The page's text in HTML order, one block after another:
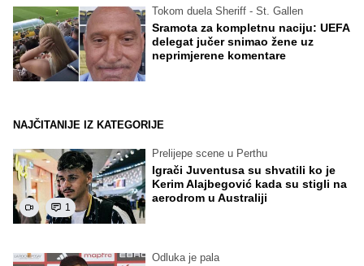
Tokom duela Sheriff - St. Gallen
Sramota za kompletnu naciju: UEFA
delegat jučer snimao žene uz
neprimjerene komentare
NAJČITANIJE IZ KATEGORIJE
1
Prelijepe scene u Perthu
Igrači Juventusa su shvatili ko je
Kerim Alajbegović kada su stigli na
aerodrom u Australiji
Odluka je pala